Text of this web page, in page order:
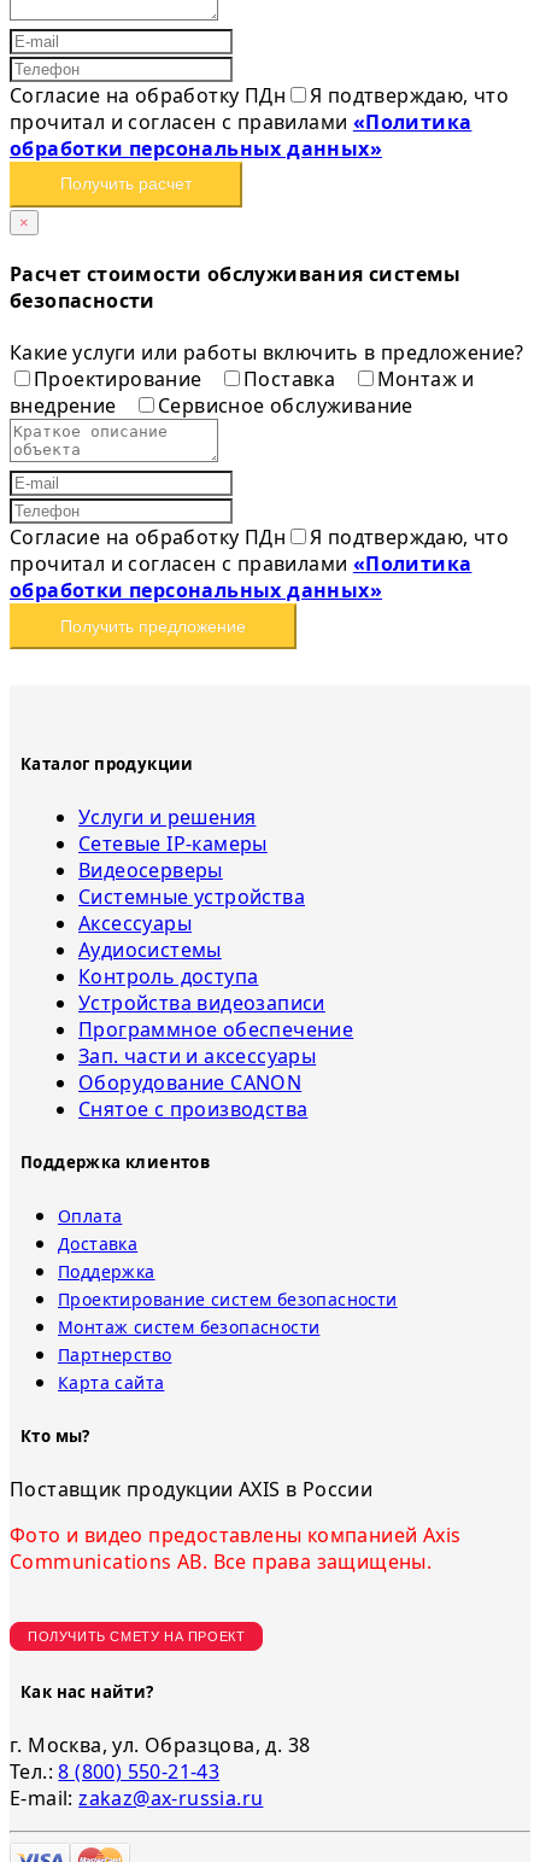
Согласие на обработку ПДн
Я подтверждаю, что
прочитал и согласен с правилами «Политика
обработки персональных данных»
Получить расчет
×
Расчет стоимости обслуживания системы
безопасности
Какие услуги или работы включить в предложение?
Проектирование
Поставка
Монтаж и
внедрение
Сервисное обслуживание
Согласие на обработку ПДн
Я подтверждаю, что
прочитал и согласен с правилами «Политика
обработки персональных данных»
Получить предложение
Каталог продукции
Услуги и решения
Сетевые IP-камеры
Видеосерверы
Системные устройства
Аксессуары
Аудиосистемы
Контроль доступа
Устройства видеозаписи
Программное обеспечение
Зап. части и аксессуары
Оборудование CANON
Снятое с прoизвoдства
Поддержка клиентов
Оплата
Доставка
Поддержка
Проектирование систем безопасности
Монтаж систем безопасности
Партнерство
Карта сайта
Кто мы?
Поставщик продукции AXIS в России
Фото и видео предоставлены компанией Axis
Communications AB. Все права защищены.
ПОЛУЧИТЬ СМЕТУ НА ПРОЕКТ
Как нас найти?
г. Москва, ул. Образцова, д. 38
Тел.:8 (800) 550-21-43
E-mail:zakaz@ax-russia.ru